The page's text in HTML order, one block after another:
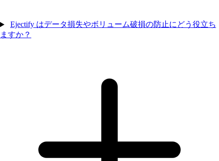
Ejectify はデータ損失やボリューム破損の防止にどう役立ち
ますか？